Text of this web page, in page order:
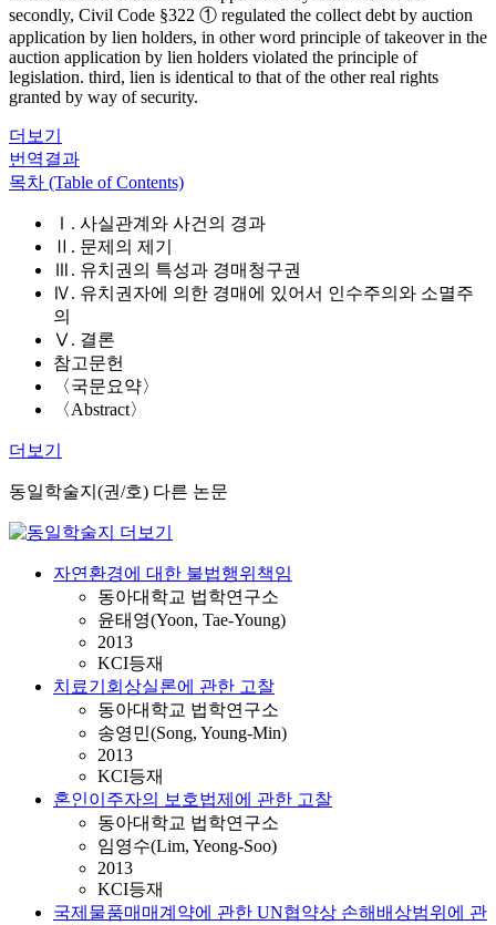
secondly, Civil Code §322 ① regulated the collect debt by auction
application by lien holders, in other word principle of takeover in the
auction application by lien holders violated the principle of
legislation. third, lien is identical to that of the other real rights
granted by way of security.
더보기
번역결과
목차 (Table of Contents)
Ⅰ. 사실관계와 사건의 경과
Ⅱ. 문제의 제기
Ⅲ. 유치권의 특성과 경매청구권
Ⅳ. 유치권자에 의한 경매에 있어서 인수주의와 소멸주
의
Ⅴ. 결론
참고문헌
〈국문요약〉
〈Abstract〉
더보기
동일학술지(권/호) 다른 논문
자연환경에 대한 불법행위책임
동아대학교 법학연구소
윤태영(Yoon, Tae-Young)
2013
KCI등재
치료기회상실론에 관한 고찰
동아대학교 법학연구소
송영민(Song, Young-Min)
2013
KCI등재
혼인이주자의 보호법제에 관한 고찰
동아대학교 법학연구소
임영수(Lim, Yeong-Soo)
2013
KCI등재
국제물품매매계약에 관한 UN협약상 손해배상범위에 관